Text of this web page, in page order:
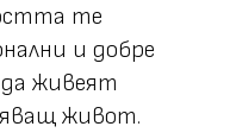
те
и добре
живеят
живот.